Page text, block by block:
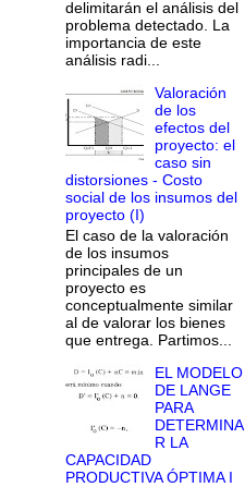
delimitarán el análisis del
problema detectado. La
importancia de este
análisis radi...
Valoración
de los
efectos del
proyecto: el
caso sin
distorsiones - Costo
social de los insumos del
proyecto (I)
El caso de la valoración
de los insumos
principales de un
proyecto es
conceptualmente similar
al de valorar los bienes
que entrega. Partimos...
EL MODELO
DE LANGE
PARA
DETERMINA
R LA
CAPACIDAD
PRODUCTIVA ÓPTIMA I